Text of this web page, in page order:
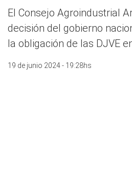
El Consejo Agroindustrial
decisión del gobierno
la obligación de las DJVE
19 de junio 2024 - 19:28hs